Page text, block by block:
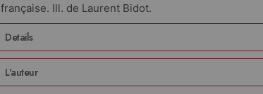
française. Ill. de Laurent Bidot.
Details
L'auteur